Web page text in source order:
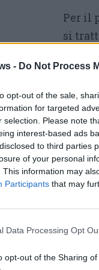
- Do Not Process
opt-out of the sale,
for targeted
selection. Please note
interest-based ads
to third parties
of your personal
This information may
Participants that may
Data Processing Opt
opt-out of the Sharing of
Per il
si
ruote
mira
2023 a
utilizzato per
nel
tra cui i